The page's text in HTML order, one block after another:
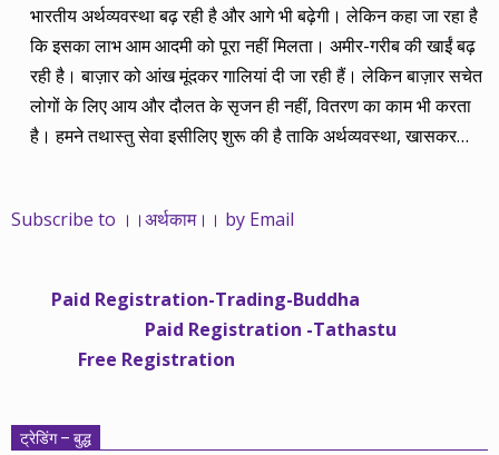
भारतीय अर्थव्यवस्था बढ़ रही है और आगे भी बढ़ेगी। लेकिन कहा जा रहा है
कि इसका लाभ आम आदमी को पूरा नहीं मिलता। अमीर-गरीब की खाईं बढ़
रही है। बाज़ार को आंख मूंदकर गालियां दी जा रही हैं। लेकिन बाज़ार सचेत
लोगों के लिए आय और दौलत के सृजन ही नहीं, वितरण का काम भी करता
है। हमने तथास्तु सेवा इसीलिए शुरू की है ताकि अर्थव्यवस्था, खासकर
महंगाई की दर 10 प्रतिशत से ऊपर रहती है। वे भागकर जाते हैं सोने और
साढ़े चार सालों से अर्थकाम से जुड़े हैं, वे हमारी ईमानदारी और सत्यनिष्ठा से
भलीभांति वाकिफ हैं। शुरू में हम भी कच्चे थे तो बाज़ार के उस्तादों के जाल
में फंस गए। गलतियां कीं। लेकिन जैसे ही समझ में आया, खटाक से उनसे
मजबूत आधार और गहन रिसर्च के साथ। उसी का नतीजा है कि हमारी
Subscribe to ।।अर्थकाम।। by Email
Paid Registration-Trading-Buddha
Paid Registration -Tathastu
Free Registration
ट्रेडिंग – बुद्ध